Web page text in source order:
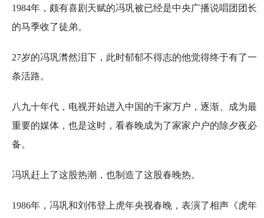
1984年，颇有喜剧天赋的冯巩被已经是中央广播说唱团团长
的马季收了徒弟。
27岁的冯巩潸然泪下，此时郁郁不得志的他觉得终于有了一
条活路。
八九十年代，电视开始进入中国的千家万户，逐渐、成为最
重要的媒体，也是这时，看春晚成为了家家户户的除夕夜必
备。
冯巩赶上了这股热潮，也制造了这股春晚热。
1986年，冯巩和刘伟登上虎年央视春晚，表演了相声《虎年